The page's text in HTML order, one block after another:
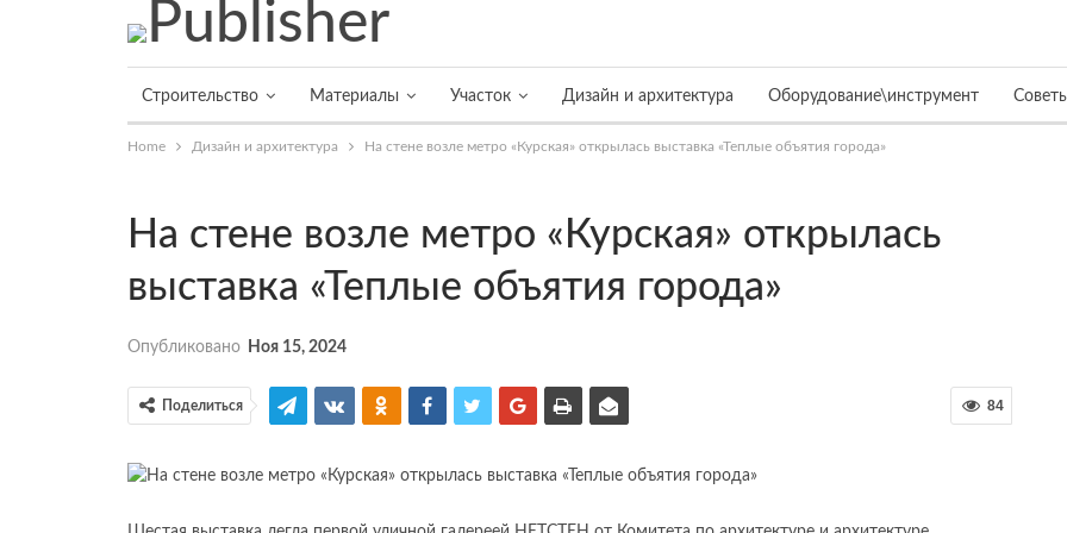
Строительство Материалы Участок Дизайн и архитектура Оборудование\инструмент
Home Дизайн и архитектура На стене возле метро «Курская» открылась выставка «Теплые объятия города»
На стене возле метро «Курская» открылась
выставка «Теплые объятия города»
Опубликовано Ноя 15, 2024
84
Поделиться